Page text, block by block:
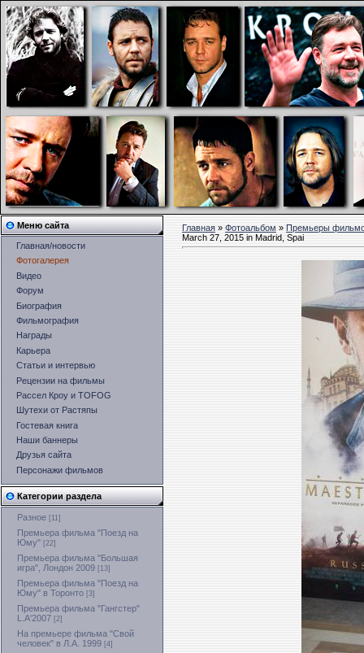
Меню сайта
Главная/новости
Фотогалерея
Видео
Форум
Биография
Фильмография
Награды
Карьера
Статьи и интервью
Рецензии на фильмы
Рассел Кроу и TOFOG
Шутехи от Растяпы
Гостевая книга
Наши баннеры
Друзья сайта
Персонажи фильмов
Категории раздела
Разное [11]
Премьера фильма "Поезд на
Юму" [22]
Премьера фильма "Большая
игра", Лондон 2009 [13]
Премьера фильма "Поезд на
Юму" в Торонто [3]
Премьера фильма "Гангстер"
L.A'2007 [2]
На премьере фильма "Свой
человек" в Л.А. 1999 [4]
Главная»Фотоальбом»Премьеры
March 27, 2015 in Madrid, Spai